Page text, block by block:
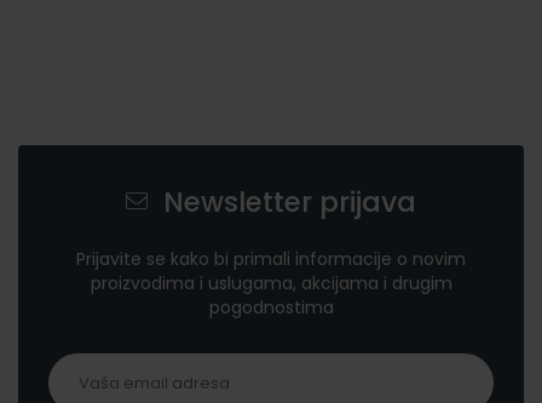
Newsletter prijava
Prijavite se kako bi primali informacije o novim
proizvodima i uslugama, akcijama i drugim
pogodnostima